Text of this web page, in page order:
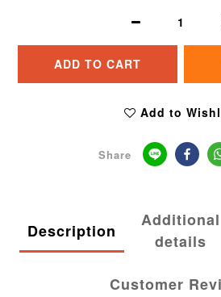
ADD TO CART
Add to
Share
Description
Additional
details
Customer